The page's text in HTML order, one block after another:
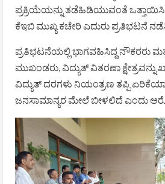
ಪ್ರಕ್ರಿಯೆಯನ್ನು ತಡೆಹಿಡಿಯುವಂತೆ
ಕೆಇಬಿ ಮುಖ್ಯ ಕಚೇರಿ ಎದುರು ಪ್ರತಿಭಟನೆ
ಪ್ರತಿಭಟನೆಯಲ್ಲಿ ಭಾಗವಹಿಸಿದ್ದ ನೌಕರರು
ಮುಖಂಡರು, ವಿದ್ಯುತ್ ವಿತರಣಾ
ವಿದ್ಯುತ್ ದರಗಳು ನಿಯಂತ್ರಣ ತಪ್ಪಿ
ಜನಸಾಮಾನ್ಯರ ಮೇಲೆ ಬೀಳಲಿದೆ ಎಂದು